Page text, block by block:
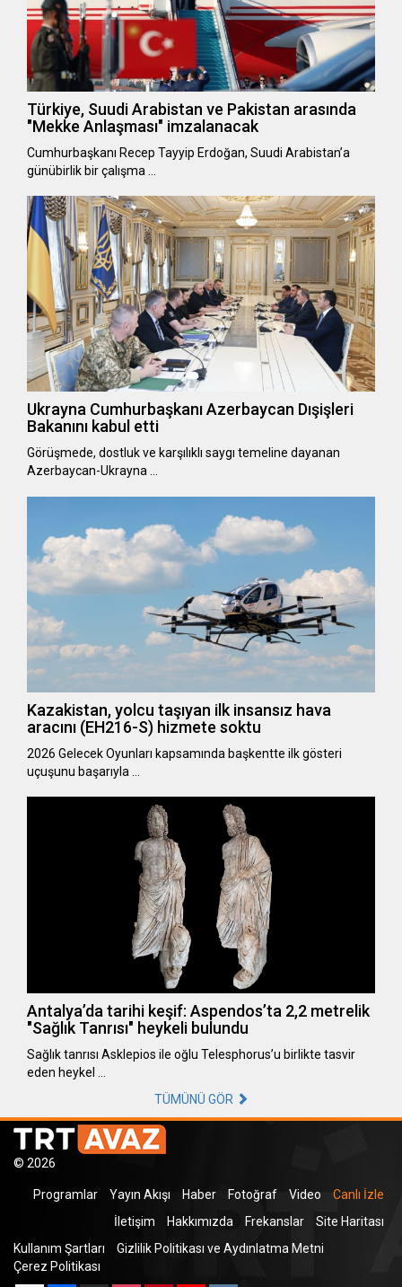
Türkiye, Suudi Arabistan ve Pakistan arasında
"Mekke Anlaşması" imzalanacak
Cumhurbaşkanı Recep Tayyip Erdoğan, Suudi Arabistan’a
günübirlik bir çalışma …
Ukrayna Cumhurbaşkanı Azerbaycan Dışişleri
Bakanını kabul etti
Görüşmede, dostluk ve karşılıklı saygı temeline dayanan
Azerbaycan-Ukrayna …
Kazakistan, yolcu taşıyan ilk insansız hava
aracını (EH216-S) hizmete soktu
2026 Gelecek Oyunları kapsamında başkentte ilk gösteri
uçuşunu başarıyla …
Antalya’da tarihi keşif: Aspendos’ta 2,2 metrelik
"Sağlık Tanrısı" heykeli bulundu
Sağlık tanrısı Asklepios ile oğlu Telesphorus’u birlikte tasvir
eden heykel …
TÜMÜNÜ GÖR
© 2026
Programlar Yayın Akışı Haber Fotoğraf Video
Canlı İzle
İletişim
Hakkımızda Frekanslar
Site Haritası
Kullanım Şartları
Gizlilik Politikası ve Aydınlatma Metni
Çerez Politikası